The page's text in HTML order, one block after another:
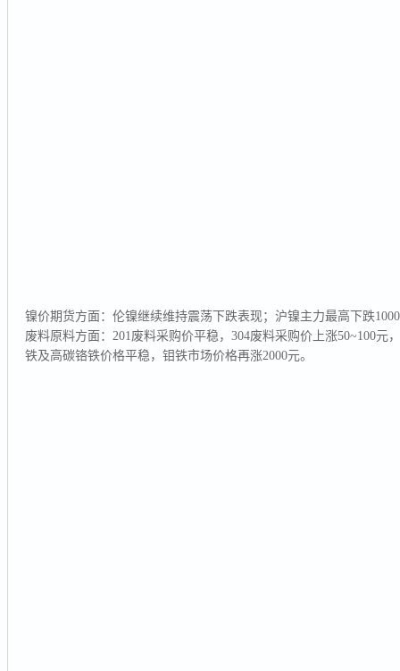
镍价期货方面：伦镍继续维持震荡下跌表现；沪镍主力最高下跌
废料原料方面：201废料采购价平稳，304废料采购价上涨50~100元
铁及高碳铬铁价格平稳，钼铁市场价格再涨2000元。